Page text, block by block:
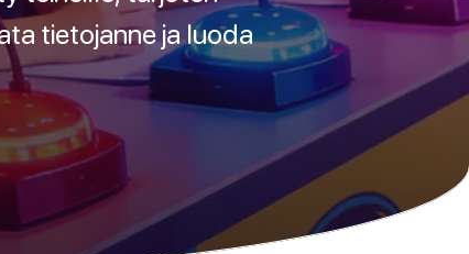
tietojanne ja luoda